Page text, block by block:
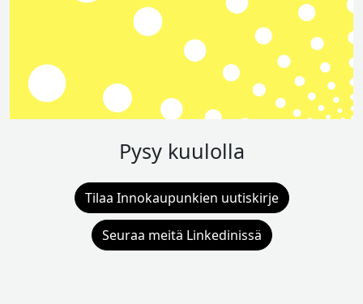
Pysy kuulolla
Tilaa Innokaupunkien uutiskirje
Seuraa meitä Linkedinissä